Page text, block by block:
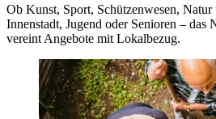
Ob Kunst, Sport, Schützenwesen,
Innenstadt, Jugend oder Senioren – das
vereint Angebote mit Lokalbezug.